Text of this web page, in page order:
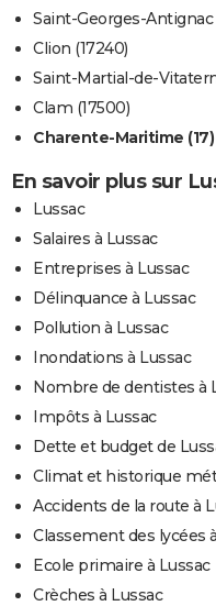
Saint-Georges-Antignac
Clion (17240)
Saint-Martial-de-
Clam (17500)
Charente-Maritime (17)
En savoir plus sur
Lussac
Salaires à Lussac
Entreprises à Lussac
Délinquance à Lussac
Pollution à Lussac
Inondations à Lussac
Nombre de dentistes à
Impôts à Lussac
Dette et budget de
Climat et historique
Accidents de la route à
Classement des lycées
Ecole primaire à Lussac
Crèches à Lussac